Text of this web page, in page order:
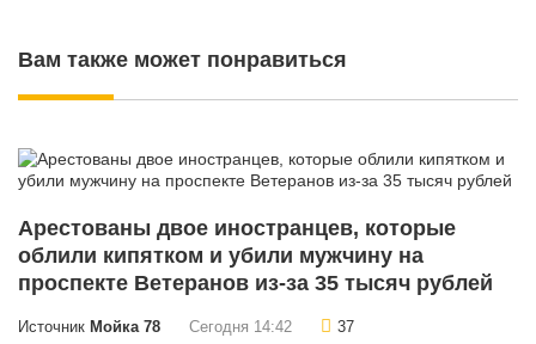
Вам также может понравиться
Арестованы двое иностранцев, которые
облили кипятком и убили мужчину на
проспекте Ветеранов из-за 35 тысяч рублей
Источник Мойка 78 Сегодня 14:42 37